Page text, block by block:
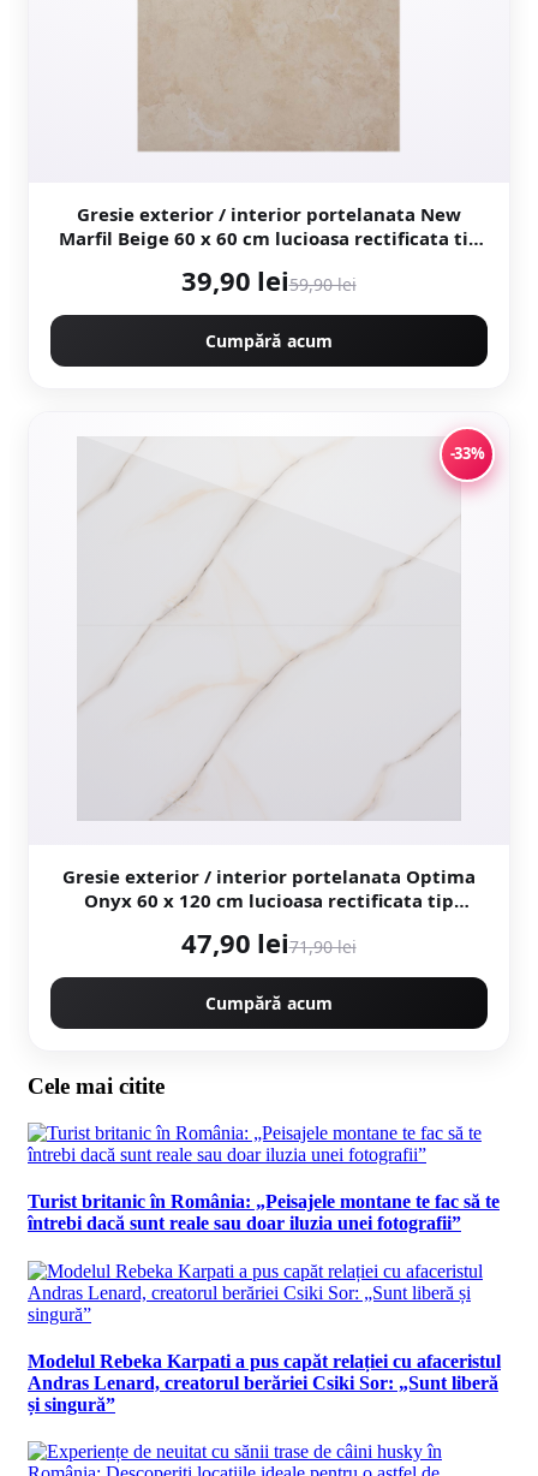
Gresie exterior / interior portelanata New
Marfil Beige 60 x 60 cm lucioasa rectificata tip
39,90 lei59,90 lei
Cumpără acum
-33%
Gresie exterior / interior portelanata Optima
Onyx 60 x 120 cm lucioasa rectificata tip
47,90 lei71,90 lei
Cumpără acum
Cele mai citite
Turist britanic în România: „Peisajele montane te fac să te
întrebi dacă sunt reale sau doar iluzia unei fotografii”
Modelul Rebeka Karpati a pus capăt relației cu afaceristul
Andras Lenard, creatorul berăriei Csiki Sor: „Sunt liberă
și singură”